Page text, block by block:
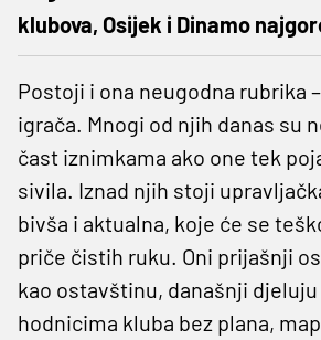
klubova, Osijek i Dinamo
Postoji i ona neugodna rubrika
igrača. Mnogi od njih danas su
čast iznimkama ako one tek
sivila. Iznad njih stoji
bivša i aktualna, koje će se
priče čistih ruku. Oni prijašnji
kao ostavštinu, današnji
hodnicima kluba bez plana,